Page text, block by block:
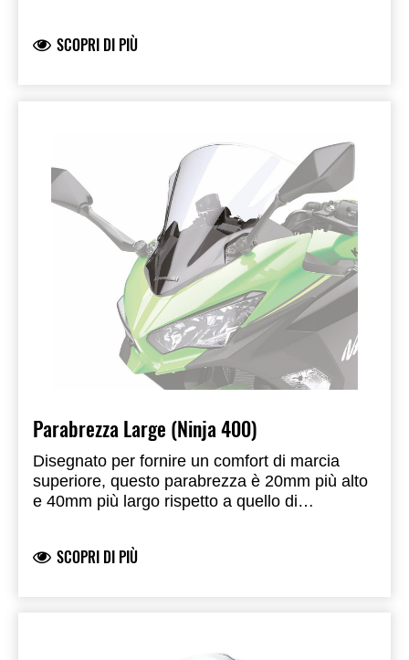
per uso stradale. Richiede il kit staffe
SCOPRI DI PIÙ
Parabrezza Large (Ninja 400)
Disegnato per fornire un comfort di marcia
superiore, questo parabrezza è 20mm più alto
e 40mm più largo rispetto a quello di
SCOPRI DI PIÙ